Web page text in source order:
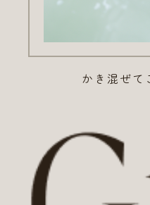
かき混ぜて